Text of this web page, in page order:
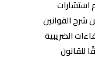
استشارات
شرح القوانين
الضريبية
للقانون